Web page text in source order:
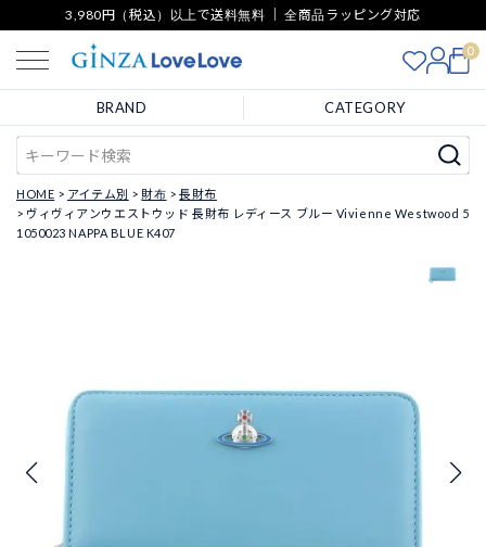
3,980円（税込）以上で送料無料 ｜ 全商品ラッピング対応
0
BRAND CATEGORY
HOME アイテム別 財布
長財布
ヴィヴィアンウエストウッド 長財布 レディース ブルー Vivienne Westwood 5
1050023 NAPPA BLUE K407